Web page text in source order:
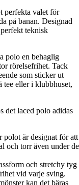
perfekta valet för
på banan. Designad
teknisk
polo en behaglig
rörelsefrihet. Tack
som sticker ut
tee eller i klubbhuset,
det laced polo adidas
polot är designat för att
och torr även under de
och stretchy tyg
vid varje sving.
kan det bäras